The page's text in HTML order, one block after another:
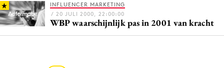
INFLUENCER MARKETING
/ 20 JULI 2000, 22:00:00
WBP waarschijnlijk pas in 2001 van kracht